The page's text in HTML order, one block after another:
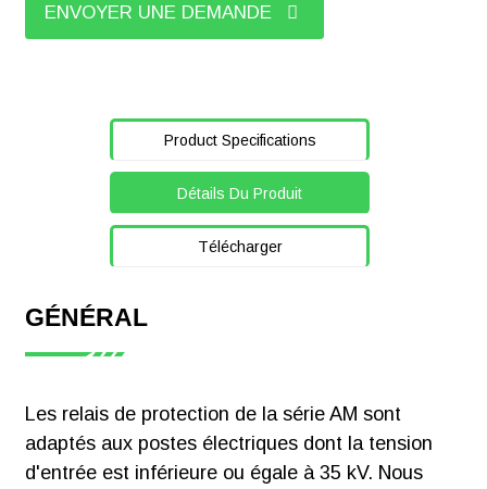
ENVOYER UNE DEMANDE
Product Specifications
Détails Du Produit
Télécharger
GÉNÉRAL
Les relais de protection de la série AM sont
adaptés aux postes électriques dont la tension
d'entrée est inférieure ou égale à 35 kV. Nous
【Certificat】
d'énergie
intelligent
monophasé